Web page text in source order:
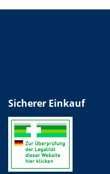
Sicherer Einkauf